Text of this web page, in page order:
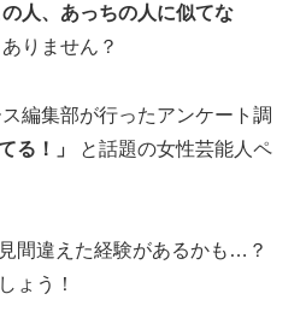
の人、あっちの人に似てな
りません？
編集部が行ったアンケート調
る！」
と話題の女性芸能人ペ
間違えた経験があるかも…？
ょう！